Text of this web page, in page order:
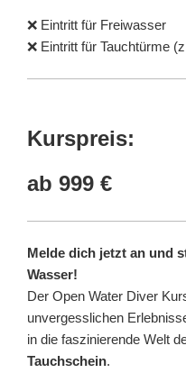
❌ Eintritt für Freiwasser
❌ Eintritt für Tauchtürme
Kurspreis:
ab 999 €
Melde dich jetzt an und
Wasser!
Der Open Water Diver
unvergesslichen
in die faszinierende Welt
Tauchschein.